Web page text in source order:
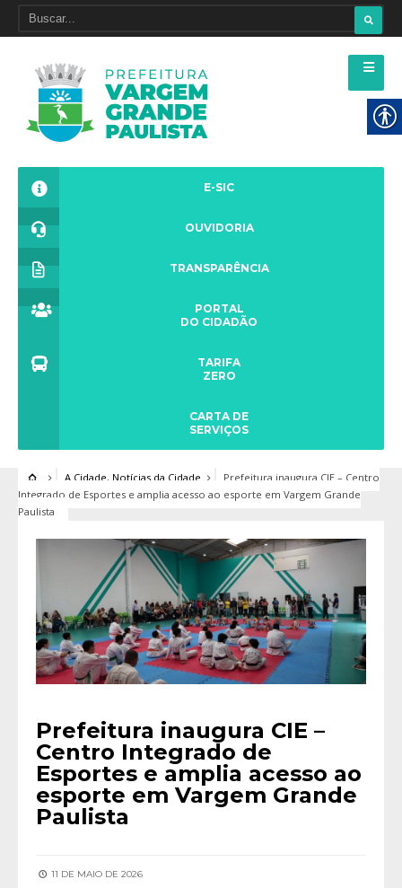
E-SIC
OUVIDORIA
TRANSPARÊNCIA
PORTAL
DO CIDADÃO
TARIFA
ZERO
CARTA DE
SERVIÇOS
A Cidade, Notícias da Cidade
Prefeitura inaugura CIE – Centro
Integrado de Esportes e amplia acesso ao esporte em Vargem Grande
Paulista
Prefeitura inaugura CIE –
Centro Integrado de
Esportes e amplia acesso ao
esporte em Vargem Grande
Paulista
11 DE MAIO DE 2026